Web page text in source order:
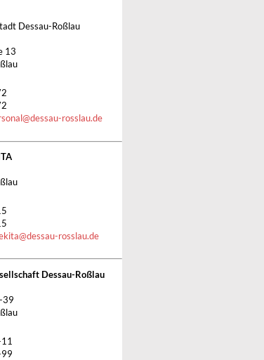
Dessau-Roßlau
13
@dessau-rosslau.de
@dessau-rosslau.de
Dessau-Roßlau
39